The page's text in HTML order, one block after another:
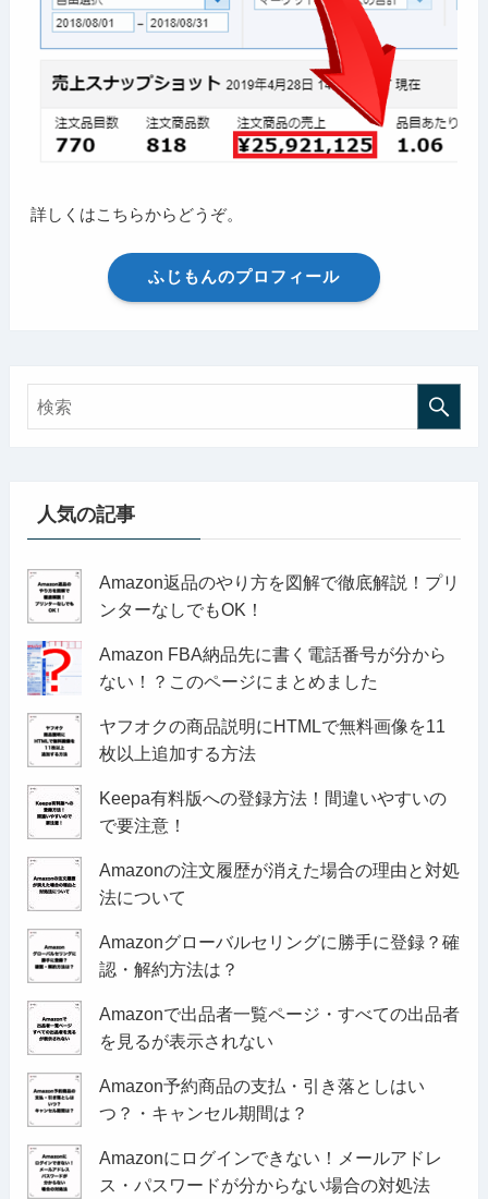
詳しくはこちらからどうぞ。
ふじもんのプロフィール
人気の記事
Amazon返品のやり方を図解で徹底解説！プリ
ンターなしでもOK！
Amazon FBA納品先に書く電話番号が分から
ない！？このページにまとめました
ヤフオクの商品説明にHTMLで無料画像を11
枚以上追加する方法
Keepa有料版への登録方法！間違いやすいの
で要注意！
Amazonの注文履歴が消えた場合の理由と対処
法について
Amazonグローバルセリングに勝手に登録？確
認・解約方法は？
Amazonで出品者一覧ページ・すべての出品者
を見るが表示されない
Amazon予約商品の支払・引き落としはい
つ？・キャンセル期間は？
Amazonにログインできない！メールアドレ
ス・パスワードが分からない場合の対処法